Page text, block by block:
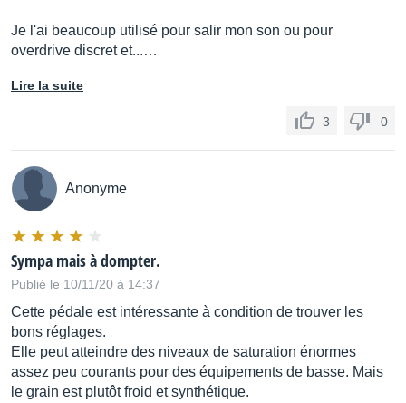
Je l'ai beaucoup utilisé pour salir mon son ou pour
overdrive discret et...…
Lire la suite
3 0
Anonyme
Sympa mais à dompter.
Publié le 10/11/20 à 14:37
Cette pédale est intéressante à condition de trouver les
bons réglages.
Elle peut atteindre des niveaux de saturation énormes
assez peu courants pour des équipements de basse. Mais
le grain est plutôt froid et synthétique.